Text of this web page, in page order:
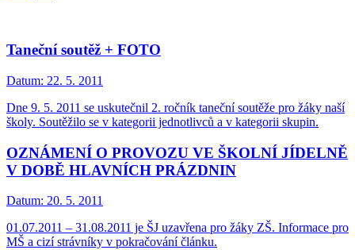
Taneční soutěž + FOTO
Datum: 22. 5. 2011
Dne 9. 5. 2011 se uskutečnil 2. ročník taneční soutěže pro žáky naší
školy. Soutěžilo se v kategorii jednotlivců a v kategorii skupin.
OZNÁMENÍ O PROVOZU VE ŠKOLNÍ JÍDELNĚ
V DOBĚ HLAVNÍCH PRÁZDNIN
Datum: 20. 5. 2011
01.07.2011 – 31.08.2011 je ŠJ uzavřena pro žáky ZŠ. Informace pro
MŠ a cizí strávníky v pokračování článku.